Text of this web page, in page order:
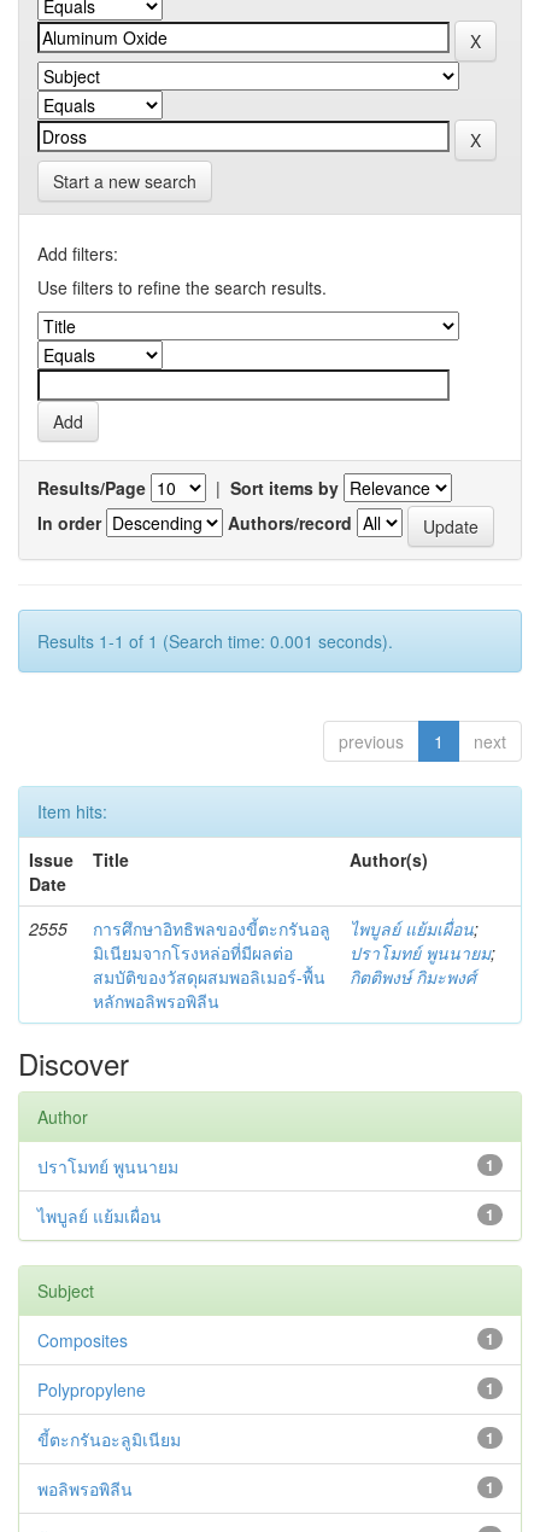
Start a new search
Add filters:
Use filters to refine the search results.
Results/Page | Sort items by
In order
Authors/record
Results 1-1 of 1 (Search time: 0.001 seconds).
previous 1 next
Item hits:
Issue
Date
Title Author(s)
2555
การศึกษาอิทธิพลของขี้ตะกรันอลู
มิเนียมจากโรงหล่อที่มีผลต่อ
สมบัติของวัสดุผสมพอลิเมอร์-พื้น
หลักพอลิพรอพิลีน
ไพบูลย์ แย้มเผื่อน;
ปราโมทย์ พูนนายม;
กิตติพงษ์ กิมะพงศ์
Discover
Author
1
ปราโมทย์ พูนนายม
1
ไพบูลย์ แย้มเผื่อน
Subject
1
Composites
1
Polypropylene
1
ขี้ตะกรันอะลูมิเนียม
1
พอลิพรอพิลีน